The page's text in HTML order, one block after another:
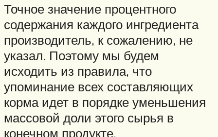
Точное значение процентного
содержания каждого ингредиента
производитель, к сожалению, не
указал. Поэтому мы будем
исходить из правила, что
упоминание всех составляющих
корма идет в порядке уменьшения
массовой доли этого сырья в
конечном продукте.